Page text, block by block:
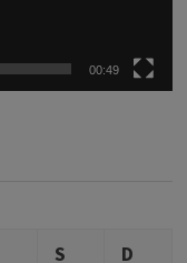
00:49
S
D